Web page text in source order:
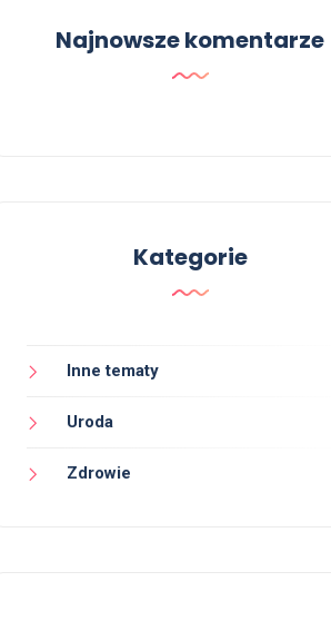
Najnowsze komentarze
Kategorie
Inne tematy
Uroda
Zdrowie